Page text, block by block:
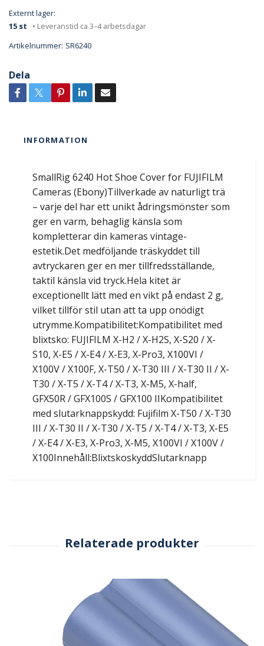
Externt lager:
15 st
• Leveranstid ca 3–4 arbetsdagar
Artikelnummer: SR6240
Dela
INFORMATION
SmallRig 6240 Hot Shoe Cover for FUJIFILM
Cameras (Ebony)Tillverkade av naturligt trä
– varje del har ett unikt ådringsmönster som
ger en varm, behaglig känsla som
kompletterar din kameras vintage-
estetik.Det medföljande träskyddet till
avtryckaren ger en mer tillfredsställande,
taktil känsla vid tryck.Hela kitet är
exceptionellt lätt med en vikt på endast 2 g,
vilket tillför stil utan att ta upp onödigt
utrymme.Kompatibilitet:Kompatibilitet med
blixtsko: FUJIFILM X-H2 / X-H2S, X-S20 / X-
S10, X-E5 / X-E4 / X-E3, X-Pro3, X100VI /
X100V / X100F, X-T50 / X-T30 III / X-T30 II / X-
T30 / X-T5 / X-T4 / X-T3, X-M5, X-half,
GFX50R / GFX100S / GFX100 IIKompatibilitet
med slutarknappskydd: Fujifilm X-T50 / X-T30
III / X-T30 II / X-T30 / X-T5 / X-T4 / X-T3, X-E5
/ X-E4 / X-E3, X-Pro3, X-M5, X100VI / X100V /
X100Innehåll:BlixtskoskyddSlutarknapp